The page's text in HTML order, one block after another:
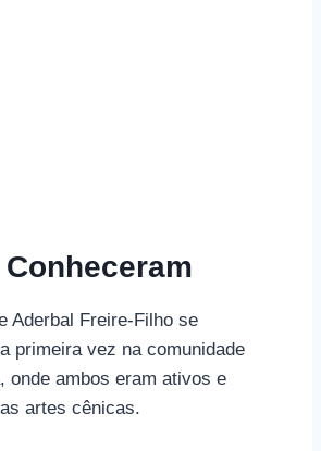
Aderbal Freire-Filho se
primeira vez na comunidade
onde ambos eram ativos e
artes cênicas.